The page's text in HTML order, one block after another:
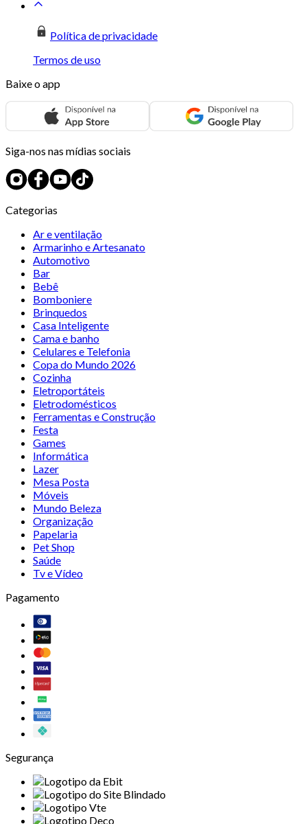
Política de privacidade
Termos de uso
Baixe o app
Siga-nos nas mídias sociais
Categorias
Ar e ventilação
Armarinho e Artesanato
Automotivo
Bar
Bebê
Bomboniere
Brinquedos
Casa Inteligente
Cama e banho
Celulares e Telefonia
Copa do Mundo 2026
Cozinha
Eletroportáteis
Eletrodomésticos
Ferramentas e Construção
Festa
Games
Informática
Lazer
Mesa Posta
Móveis
Mundo Beleza
Organização
Papelaria
Pet Shop
Saúde
Tv e Vídeo
Pagamento
Segurança